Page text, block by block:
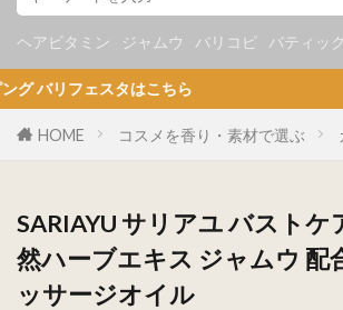
ヘアビタミン ジャムウ バリコピ バティック
はこちら
HOME コスメを香り・素材で選ぶ
SARIAYU サリアユ バストケ
然ハーブエキス ジャムウ 配
ッサージオイル